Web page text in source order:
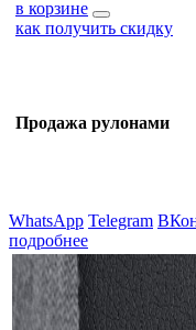
в корзине
как получить скидку
Продажа рулонами
WhatsApp Telegram
подробнее